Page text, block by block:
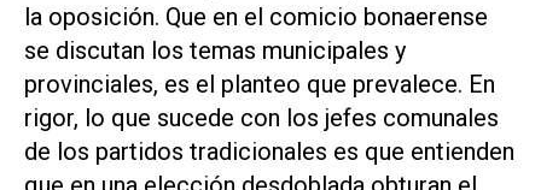
la oposición. Que en el comicio bonaerense
se discutan los temas municipales y
provinciales, es el planteo que prevalece. En
rigor, lo que sucede con los jefes comunales
de los partidos tradicionales es que entienden